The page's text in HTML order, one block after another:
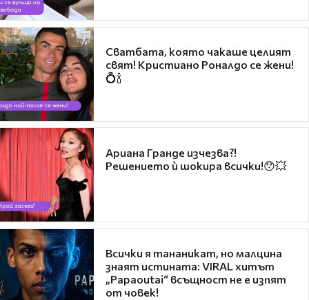
Сватбата, която чакаше целият
свят! Кристиано Роналдо се жени!
💍🍾
Ариана Гранде изчезва?!
Решението ѝ шокира всички!😯💥
Всички я тананикат, но малцина
знаят истината: VIRAL хитът
„Papaoutai“ всъщност не е изпят
от човек!